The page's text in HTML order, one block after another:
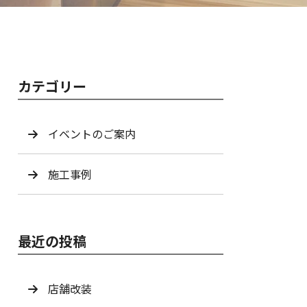
カテゴリー
イベントのご案内
施工事例
最近の投稿
店舗改装